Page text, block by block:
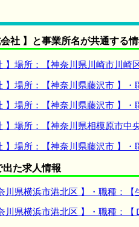
社 】と事業所名が共通する
場所：【神奈川県川崎市川崎
場所：【神奈川県藤沢市 】・
場所：【神奈川県藤沢市 】・
場所：【神奈川県相模原市中
場所：【神奈川県藤沢市 】
た求人情報
県横浜市港北区 】・職種：【
県横浜市港北区 】・職種：